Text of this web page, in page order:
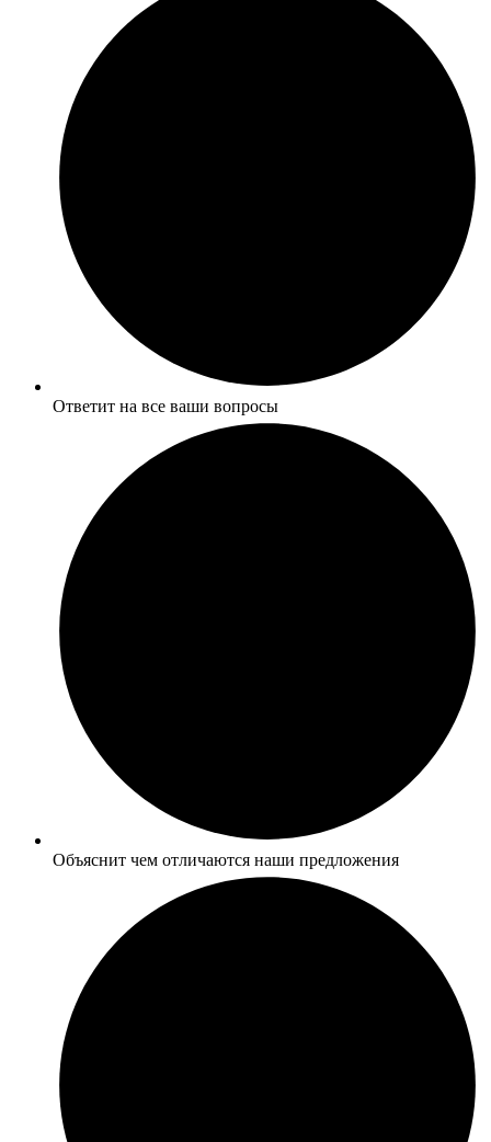
Ответит на все ваши вопросы
Объяснит чем отличаются наши предложения